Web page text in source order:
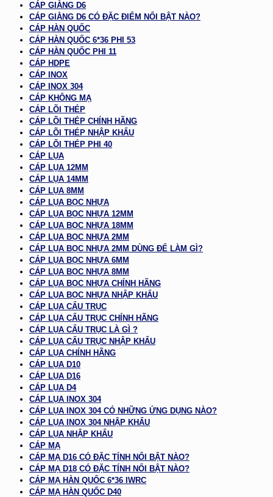
CÁP GIẰNG D6
CÁP GIẰNG D6 CÓ ĐẶC ĐIỂM NỔI BẬT NÀO?
CÁP HÀN QUỐC
CÁP HÀN QUỐC 6*36 PHI 53
CÁP HÀN QUỐC PHI 11
CÁP HDPE
CÁP INOX
CÁP INOX 304
CÁP KHÔNG MẠ
CÁP LÕI THÉP
CÁP LÕI THÉP CHÍNH HÃNG
CÁP LÕI THÉP NHẬP KHẨU
CÁP LÕI THÉP PHI 40
CÁP LỤA
CÁP LỤA 12MM
CÁP LỤA 14MM
CÁP LỤA 8MM
CÁP LỤA BỌC NHỰA
CÁP LỤA BỌC NHỰA 12MM
CÁP LỤA BỌC NHỰA 18MM
CÁP LỤA BỌC NHỰA 2MM
CÁP LỤA BỌC NHỰA 2MM DÙNG ĐỂ LÀM GÌ?
CÁP LỤA BỌC NHỰA 6MM
CÁP LỤA BỌC NHỰA 8MM
CÁP LỤA BỌC NHỰA CHÍNH HÃNG
CÁP LỤA BỌC NHỰA NHẬP KHẨU
CÁP LỤA CẨU TRỤC
CÁP LỤA CẨU TRỤC CHÍNH HÃNG
CÁP LỤA CẨU TRỤC LÀ GÌ ?
CÁP LỤA CẨU TRỤC NHẬP KHẨU
CÁP LỤA CHÍNH HÃNG
CÁP LỤA D10
CÁP LỤA D16
CÁP LỤA D4
CÁP LỤA INOX 304
CÁP LỤA INOX 304 CÓ NHỮNG ỨNG DỤNG NÀO?
CÁP LỤA INOX 304 NHẬP KHẨU
CÁP LỤA NHẬP KHẨU
CÁP MẠ
CÁP MẠ D16 CÓ ĐẶC TÍNH NỔI BẬT NÀO?
CÁP MẠ D18 CÓ ĐẶC TÍNH NỔI BẬT NÀO?
CÁP MẠ HÀN QUỐC 6*36 IWRC
CÁP MẠ HÀN QUỐC D40